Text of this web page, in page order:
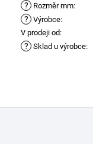
? Rozměr mm:
? Výrobce:
V prodeji od:
? Sklad u výrobce: